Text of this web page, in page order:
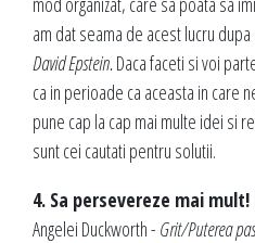
am dat seama de acest lucru
David Epstein.Daca faceti si voi
ca in perioade ca aceasta in care
pune cap la cap mai multe idei si
sunt cei cautati pentru solutii.
4. Sa persevereze mai mult!
Angelei Duckworth - Grit/Puterea